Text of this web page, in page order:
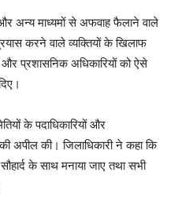
अन्य माध्यमों से अफवाह फैलाने वाले
करने वाले व्यक्तियों के खिलाफ
और प्रशासनिक अधिकारियों को ऐसे
के पदाधिकारियों और
अपील की। जिलाधिकारी ने कहा कि
के साथ मनाया जाए तथा सभी